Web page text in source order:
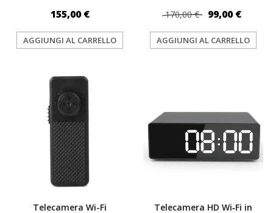
155,00 €
AGGIUNGI AL CARRELLO
170,00 € 99,00 €
AGGIUNGI AL CARRELLO
Telecamera Wi-Fi Telecamera HD Wi‑Fi in